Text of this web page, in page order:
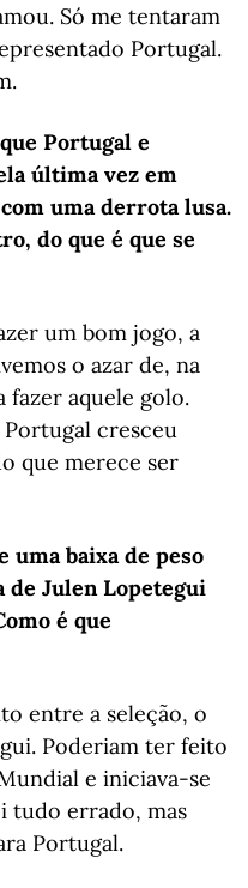
Só me tentaram
Portugal.
Portugal e
última vez em
uma derrota lusa.
do que é que se
um bom jogo, a
o azar de, na
fazer aquele golo.
Portugal cresceu
que merece ser
uma baixa de peso
de Julen Lopetegui
é que
entre a seleção, o
Poderiam ter feito
e iniciava-se
tudo errado, mas
Portugal.